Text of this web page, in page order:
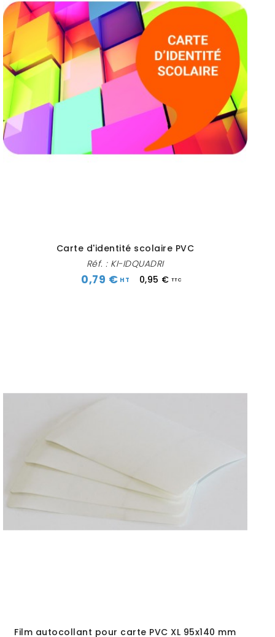
Carte d'identité scolaire PVC
Réf. : KI-IDQUADRI
0,79 € 0,95 €
Film autocollant pour carte PVC XL 95x140 mm